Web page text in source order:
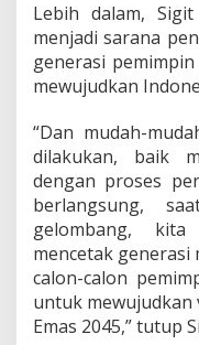
Lebih dalam,
menjadi sarana
generasi
mewujudkan
“Dan mudah-
dilakukan, baik
dengan proses
berlangsung,
gelombang,
mencetak generasi
calon-calon
untuk mewujudkan
Emas 2045,” tutup